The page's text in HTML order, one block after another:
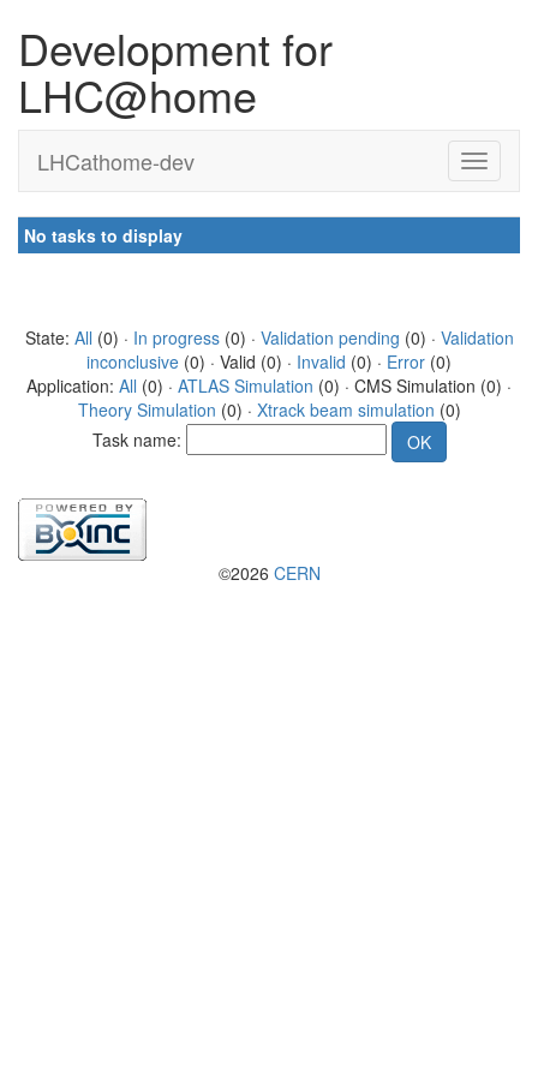
Development for
LHC@home
LHCathome-dev
No tasks to display
State: All (0) · In progress(0) · Validation pending (0) · Validation
inconclusive (0) · Valid (0) · Invalid (0) · Error (0)
Application: All (0) · ATLAS Simulation (0) · CMS Simulation (0) ·
Theory Simulation (0) · Xtrack beam simulation (0)
Task name:
©2026 CERN